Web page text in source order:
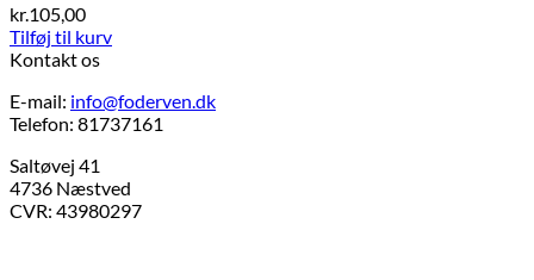
kr.105,00
Tilføj til kurv
Kontakt os
E-mail: info@foderven.dk
Telefon: 81737161
Saltøvej 41
4736 Næstved
CVR: 43980297